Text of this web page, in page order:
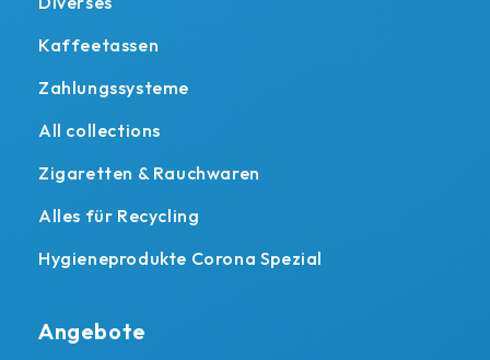
Kaffeetassen
Zahlungssysteme
All collections
Zigaretten & Rauchwaren
Alles für Recycling
Hygieneprodukte Corona Spezial
Angebote